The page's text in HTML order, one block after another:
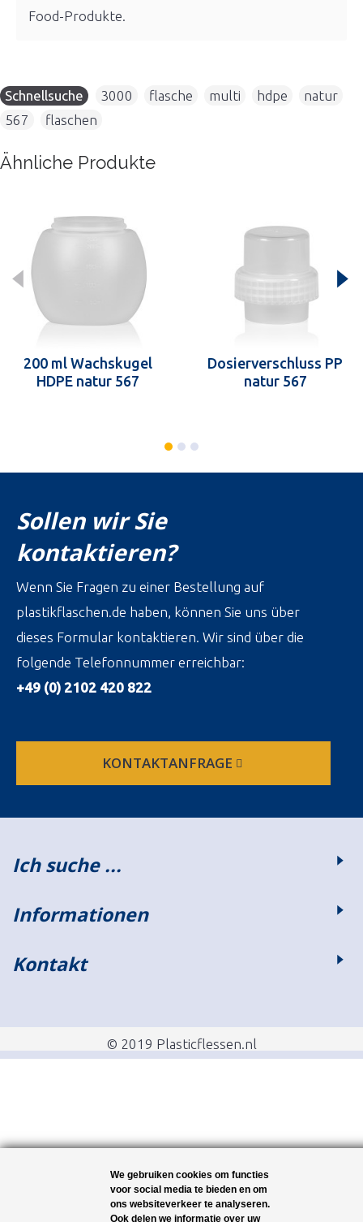
Food-Produkte.
Schnellsuche 3000 flasche multi hdpe natur
567
flaschen
Ähnliche Produkte
200 ml Wachskugel
HDPE natur 567
Dosierverschluss PP
natur 567
Sollen wir Sie
kontaktieren?
Wenn Sie Fragen zu einer Bestellung auf
plastikflaschen.de haben, können Sie uns über
dieses Formular kontaktieren. Wir sind über die
folgende Telefonnummer erreichbar:
+49 (0) 2102 420 822
KONTAKTANFRAGE
Ich suche ...
Informationen
Kontakt
© 2019 Plasticflessen.nl
We gebruiken cookies om functies
voor social media te bieden en om
ons websiteverkeer te analyseren.
Ook delen we informatie over uw